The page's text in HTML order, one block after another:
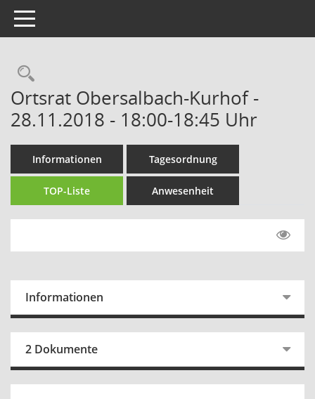
Toggle navigation
Rechercheauswahl
Ortsrat Obersalbach-Kurhof -
28.11.2018 - 18:00-18:45 Uhr
Informationen Tagesordnung
TOP-Liste Anwesenheit
Informationen
2 Dokumente